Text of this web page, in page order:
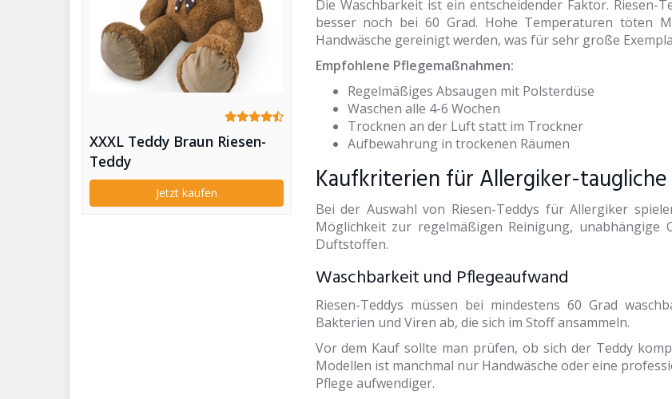
Die Waschbarkeit ist ein entscheidender Faktor. Riesen-
besser noch bei 60 Grad. Hohe Temperaturen töten
Handwäsche gereinigt werden, was für sehr große
Empfohlene Pflegemaßnahmen:
Regelmäßiges Absaugen mit Polsterdüse
Waschen alle 4-6 Wochen
Trocknen an der Luft statt im Trockner
Aufbewahrung in trockenen Räumen
Kaufkriterien für Allergiker-
Bei der Auswahl von Riesen-Teddys für Allergiker
Möglichkeit zur regelmäßigen Reinigung,
Duftstoffen.
Waschbarkeit und Pflegeaufwand
Riesen-Teddys müssen bei mindestens 60 Grad
Bakterien und Viren ab, die sich im Stoff ansammeln.
Vor dem Kauf sollte man prüfen, ob sich der Teddy
Modellen ist manchmal nur Handwäsche oder eine
Pflege aufwendiger.
XXXL Teddy Braun Riesen-
Teddy
Jetzt kaufen